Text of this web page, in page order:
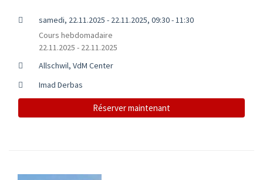
samedi, 22.11.2025 - 22.11.2025, 09:30 - 11:30
Cours hebdomadaire
22.11.2025 - 22.11.2025
Allschwil, VdM Center
Imad Derbas
Réserver maintenant